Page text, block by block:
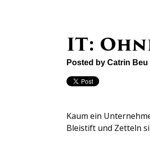
IT:
Posted by Catrin Beu
Kaum ein
Bleistift und Zetteln